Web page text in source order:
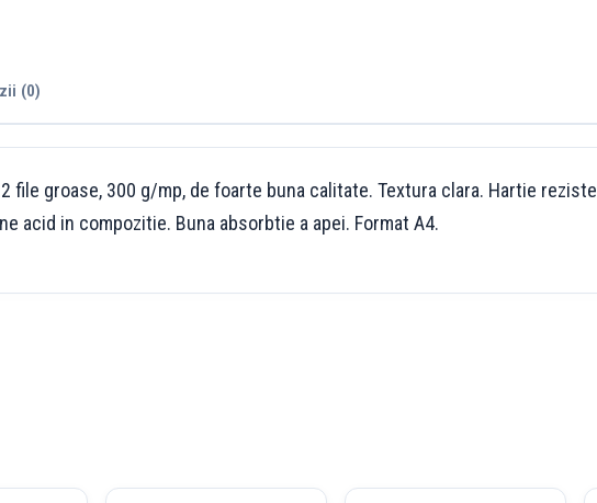
(0)
file groase, 300 g/mp, de foarte buna calitate. Textura clara. Hartie
acid in compozitie. Buna absorbtie a apei. Format A4.